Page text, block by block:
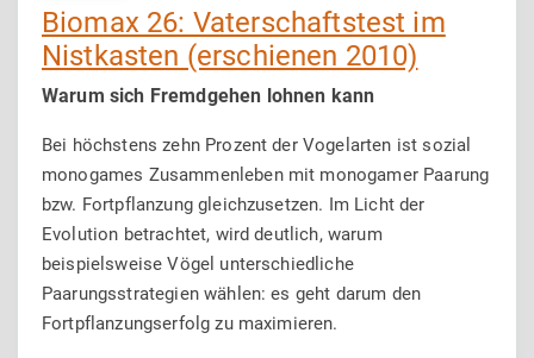
Biomax 26: Vaterschaftstest im
Nistkasten (erschienen 2010)
Warum sich Fremdgehen lohnen kann
Bei höchstens zehn Prozent der Vogelarten ist sozial
monogames Zusammenleben mit monogamer Paarung
bzw. Fortpflanzung gleichzusetzen. Im Licht der
Evolution betrachtet, wird deutlich, warum
beispielsweise Vögel unterschiedliche
Paarungsstrategien wählen: es geht darum den
Fortpflanzungserfolg zu maximieren.